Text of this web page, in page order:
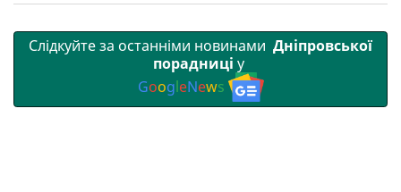
Слідкуйте за останніми новинами Дніпровської
порадниці у
GoogleNews